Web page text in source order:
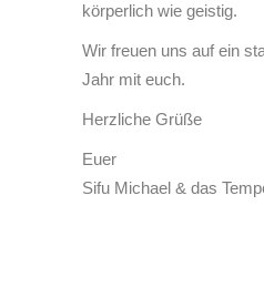
körperlich wie geistig.
Wir freuen uns auf ein
Jahr mit euch.
Herzliche Grüße
Euer
Sifu Michael & das